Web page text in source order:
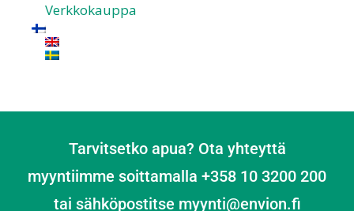
Verkkokauppa
Tarvitsetko apua? Ota yhteyttä
myyntiimme soittamalla +358 10 3200 200
tai sähköpostitse myynti@envion.fi